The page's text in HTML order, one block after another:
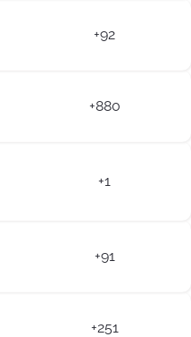
+92
+880
+1
+91
+251